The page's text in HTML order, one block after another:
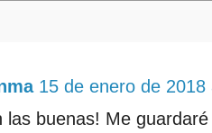
15 de enero de 2018
las buenas! Me